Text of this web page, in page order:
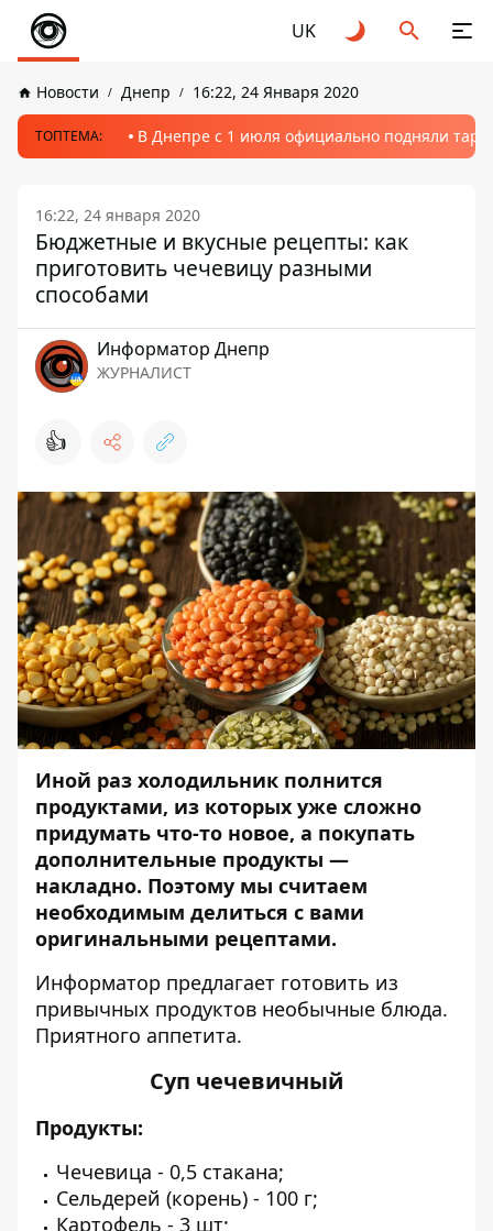
UK
Новости Днепр 16:22, 24 Января 2020
ТОПТЕМА: В Днепре с 1 июля официально подняли
16:22, 24 января 2020
Бюджетные и вкусные рецепты: как
приготовить чечевицу разными
способами
Информатор Днепр
ЖУРНАЛИСТ
👍
Иной раз холодильник полнится
продуктами, из которых уже сложно
придумать что-то новое, а покупать
дополнительные продукты —
накладно. Поэтому мы считаем
необходимым делиться с вами
оригинальными рецептами.
Информатор предлагает готовить из
привычных продуктов необычные блюда.
Приятного аппетита.
Суп чечевичный
Продукты:
Чечевица - 0,5 стакана;
Сельдерей (корень) - 100 г;
Картофель - 3 шт;